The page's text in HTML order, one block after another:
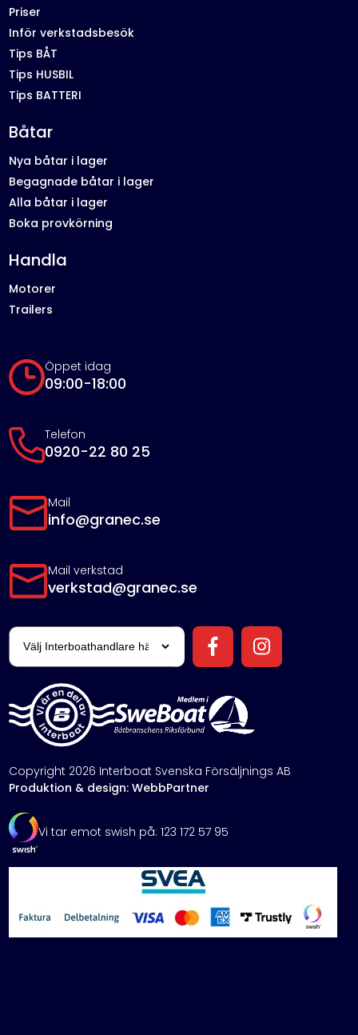
Öppet idag
09:00-18:00
Telefon
0920-22 80 25
Mail
info@granec.se
Mail verkstad
verkstad@granec.se
Priser
Inför verkstadsbesök
Tips BÅT
Tips HUSBIL
Tips BATTERI
Båtar
Nya båtar i lager
Begagnade båtar i lager
Alla båtar i lager
Boka provkörning
Handla
Motorer
Trailers
Copyright 2026 Interboat Svenska Försäljnings AB
Produktion & design: WebbPartner
Vi tar emot swish på: 123 172 57 95